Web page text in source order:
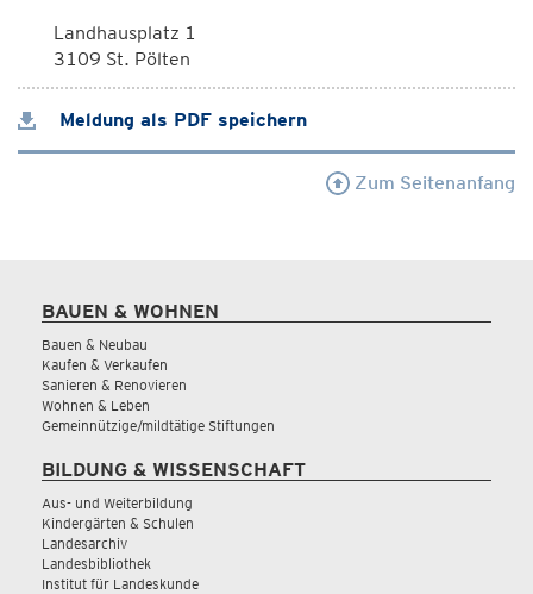
Landhausplatz 1
3109 St. Pölten
Meldung als PDF speichern
Zum Seitenanfang
BAUEN & WOHNEN
Bauen & Neubau
Kaufen & Verkaufen
Sanieren & Renovieren
Wohnen & Leben
Gemeinnützige/mildtätige Stiftungen
BILDUNG & WISSENSCHAFT
Aus- und Weiterbildung
Kindergärten & Schulen
Landesarchiv
Landesbibliothek
Institut für Landeskunde